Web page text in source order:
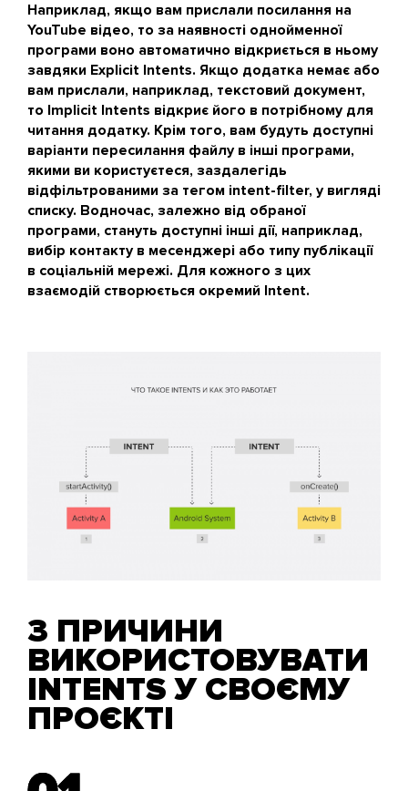
Наприклад, якщо вам прислали посилання на
YouTube відео, то за наявності однойменної
програми воно автоматично відкриється в ньому
завдяки Explicit Intents. Якщо додатка немає або
вам прислали, наприклад, текстовий документ,
то Implicit Intents відкриє його в потрібному для
читання додатку. Крім того, вам будуть доступні
варіанти пересилання файлу в інші програми,
якими ви користуєтеся, заздалегідь
відфільтрованими за тегом intent-filter, у вигляді
списку. Водночас, залежно від обраної
програми, стануть доступні інші дії, наприклад,
вибір контакту в месенджері або типу публікації
в соціальній мережі. Для кожного з цих
взаємодій створюється окремий Intent.
3 ПРИЧИНИ
ВИКОРИСТОВУВАТИ
INTENTS У СВОЄМУ
ПРОЄКТІ